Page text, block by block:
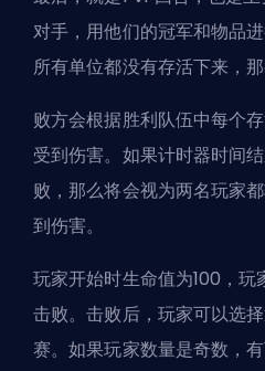
对手，用他们的冠军和物品
所有单位都没有存活下来，
败方会根据胜利队伍中每个
受到伤害。如果计时器时间
败，那么将会视为两名玩家
到伤害。
玩家开始时生命值为100，
击败。击败后，玩家可以选
赛。如果玩家数量是奇数，